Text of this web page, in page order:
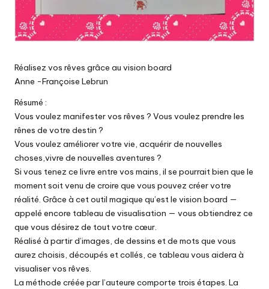
Réalisez vos rêves grâce au vision board
Anne -Françoise Lebrun
Résumé :
Vous voulez manifester vos rêves ? Vous voulez prendre les
rênes de votre destin ?
Vous voulez améliorer votre vie, acquérir de nouvelles
choses,vivre de nouvelles aventures ?
Si vous tenez ce livre entre vos mains, il se pourrait bien que le
moment soit venu de croire que vous pouvez créer votre
réalité. Grâce à cet outil magique qu’est le vision board —
appelé encore tableau de visualisation — vous obtiendrez ce
que vous désirez de tout votre cœur.
Réalisé à partir d’images, de dessins et de mots que vous
aurez choisis, découpés et collés, ce tableau vous aidera à
visualiser vos rêves.
La méthode créée par l’auteure comporte trois étapes. La